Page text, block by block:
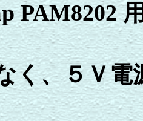
PAM8202
く、５